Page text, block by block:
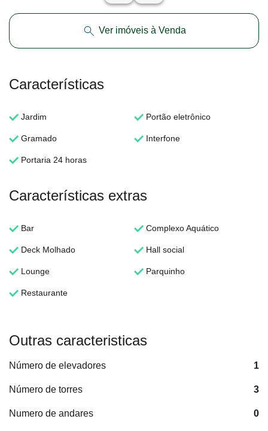
Ver imóveis à Venda
Características
Jardim Portão eletrônico
Gramado Interfone
Portaria 24 horas
Características extras
Bar Complexo Aquático
Deck Molhado Hall social
Lounge Parquinho
Restaurante
Outras caracteristicas
Número de elevadores 1
Número de torres 3
Numero de andares 0